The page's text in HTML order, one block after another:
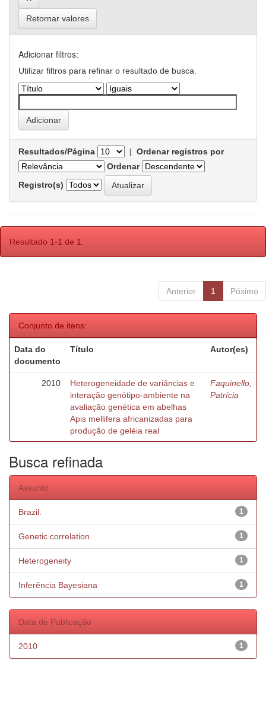
Retornar valores
Adicionar filtros:
Utilizar filtros para refinar o resultado de busca.
Resultados/Página | Ordenar registros por
Ordenar
Registro(s)
Resultado 1-1 de 1.
Anterior 1 Póximo
Conjunto de itens:
Data do
documento
Título Autor(es)
2010
Heterogeneidade de variâncias e
interação genótipo-ambiente na
avaliação genética em abelhas
Apis mellifera africanizadas para
produção de geléia real
Faquinello,
Patrícia
Busca refinada
Assunto
1
Brazil.
1
Genetic correlation
1
Heterogeneity
1
Inferência Bayesiana
Data de Publicação
1
2010